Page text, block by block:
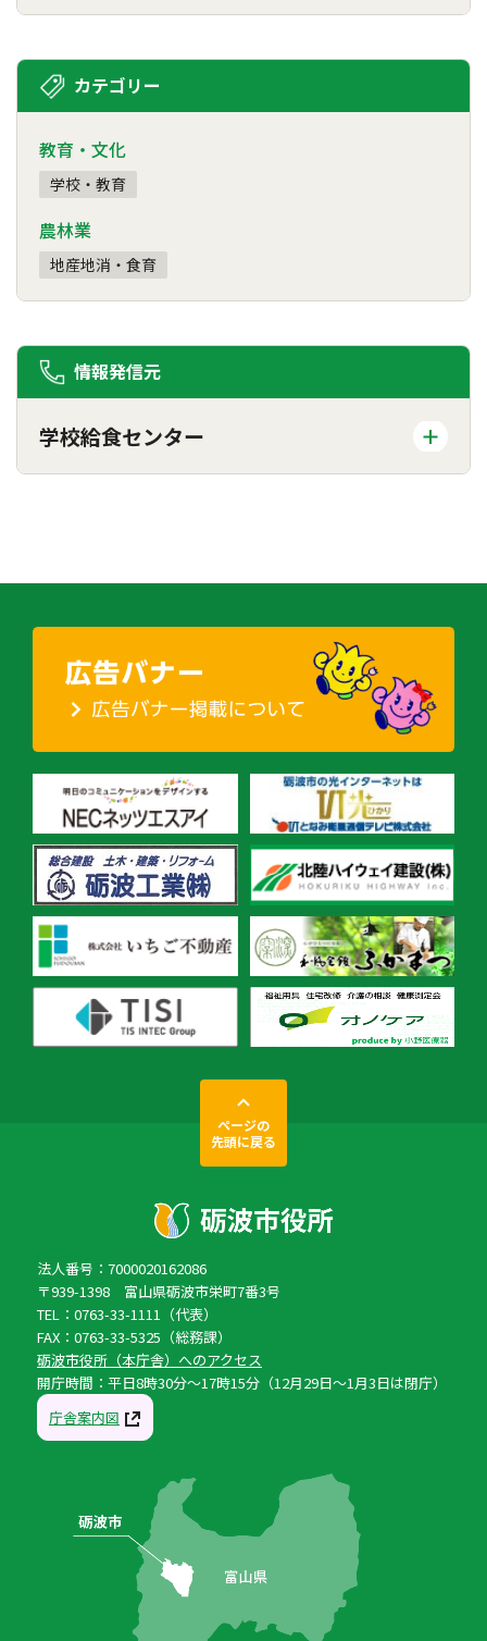
カテゴリー
教育・文化
学校・教育
農林業
地産地消・食育
情報発信元
学校給食センター
ページの
先頭に戻る
法人番号：7000020162086
〒939-1398 富山県砺波市栄町7番3号
TEL：0763-33-1111（代表）
FAX：0763-33-5325（総務課）
砺波市役所（本庁舎）へのアクセス
開庁時間：平日8時30分〜17時15分（12月29日〜1月3日は閉庁）
庁舎案内図